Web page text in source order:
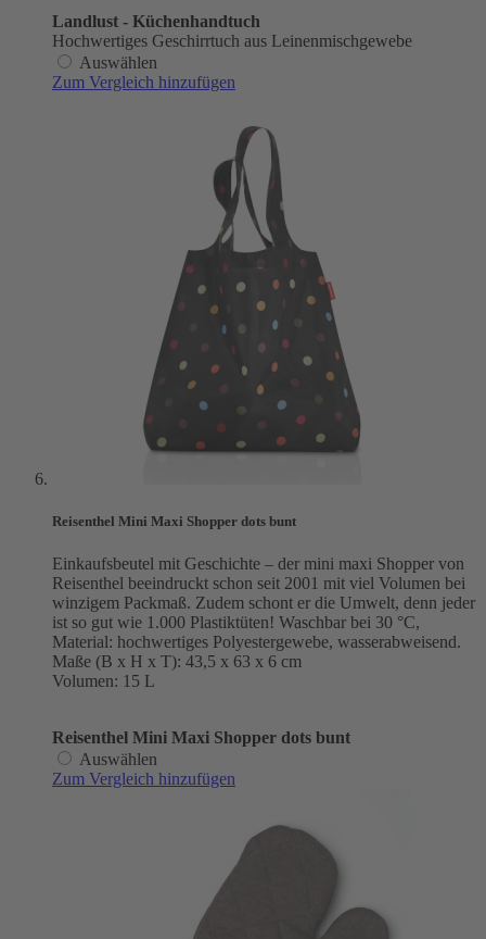
Landlust - Küchenhandtuch
Hochwertiges Geschirrtuch aus Leinenmischgewebe
Auswählen
Zum Vergleich hinzufügen
Reisenthel Mini Maxi Shopper dots bunt
Einkaufsbeutel mit Geschichte – der mini maxi Shopper von
Reisenthel beeindruckt schon seit 2001 mit viel Volumen bei
winzigem Packmaß. Zudem schont er die Umwelt, denn jeder
ist so gut wie 1.000 Plastiktüten! Waschbar bei 30 °C,
Material: hochwertiges Polyestergewebe, wasserabweisend.
Maße (B x H x T): 43,5 x 63 x 6 cm
Volumen: 15 L
Reisenthel Mini Maxi Shopper dots bunt
Auswählen
Zum Vergleich hinzufügen